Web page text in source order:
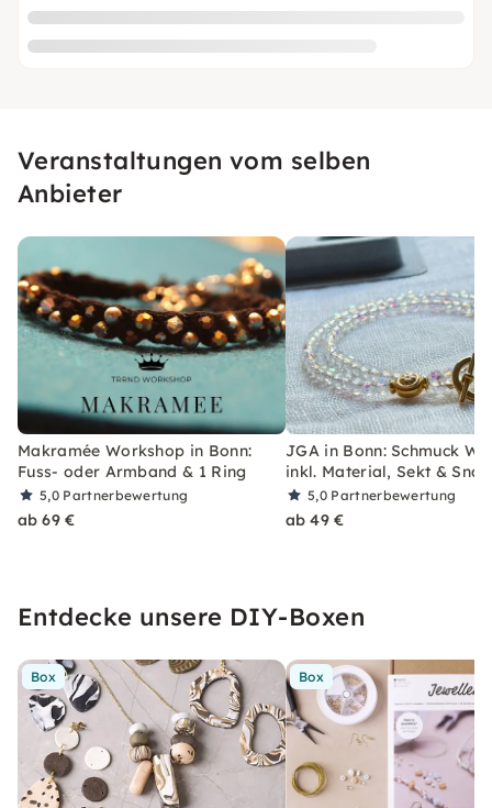
Veranstaltungen vom selben
Anbieter
Makramée Workshop in Bonn:
Fuss- oder Armband & 1 Ring
5,0 Partnerbewertung
ab 69 €
JGA in Bonn: Schmuck
inkl. Material, Sekt &
5,0 Partnerbewertung
ab 49 €
Entdecke unsere DIY-Boxen
Box Box